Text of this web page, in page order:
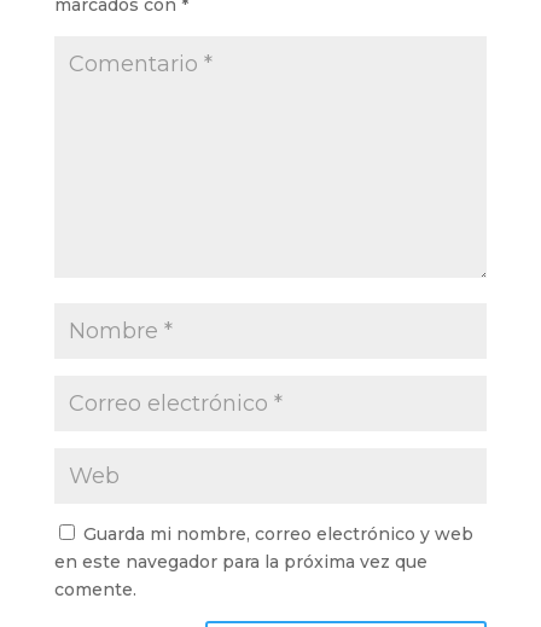
marcados con *
Guarda mi nombre, correo electrónico y web
en este navegador para la próxima vez que
comente.